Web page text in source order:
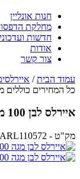
חנות אונליין
מחלקת
חדשות
אודות
צור קשר
עמוד הבית/
כל המחירים כוללים
איירלס לבן 100 מ"ל
מק"ט - ARL110572